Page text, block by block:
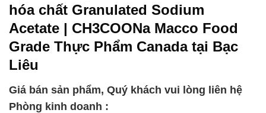
hóa chất Granulated Sodium
Acetate | CH3COONa Macco Food
Grade Thực Phẩm Canada tại Bạc
Liêu
Giá bán sản phẩm, Quý khách vui lòng liên hệ
Phòng kinh doanh :